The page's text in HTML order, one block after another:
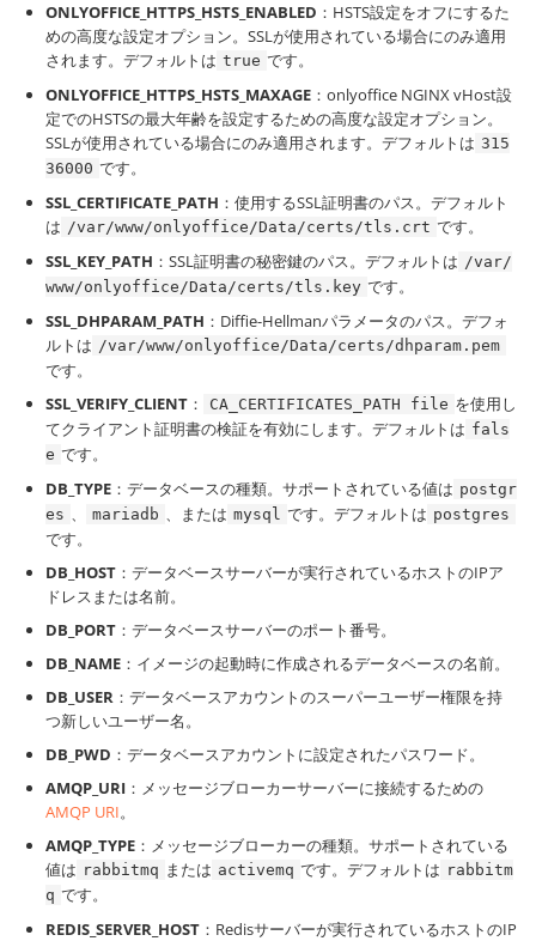
ONLYOFFICE_HTTPS_HSTS_ENABLED ：HSTS設定をオフにするた
めの高度な設定オプション。SSLが使用されている場合にのみ適用
されます。デフォルトは true です。
ONLYOFFICE_HTTPS_HSTS_MAXAGE ：onlyoffice NGINX vHost設
定でのHSTSの最大年齢を設定するための高度な設定オプション。
SSLが使用されている場合にのみ適用されます。デフォルトは 315
36000 です。
SSL_CERTIFICATE_PATH ：使用するSSL証明書のパス。デフォルト
は /var/www/onlyoffice/Data/certs/tls.crt です。
SSL_KEY_PATH ：SSL証明書の秘密鍵のパス。デフォルトは /var/
www/onlyoffice/Data/certs/tls.key です。
SSL_DHPARAM_PATH ：Diffie-Hellmanパラメータのパス。デフォ
ルトは /var/www/onlyoffice/Data/certs/dhparam.pem
です。
SSL_VERIFY_CLIENT ： CA_CERTIFICATES_PATH file を使用し
てクライアント証明書の検証を有効にします。デフォルトは fals
e です。
DB_TYPE ：データベースの種類。サポートされている値は postgr
es 、 mariadb 、または mysql です。デフォルトは postgres
です。
DB_HOST ：データベースサーバーが実行されているホストのIPア
ドレスまたは名前。
DB_PORT ：データベースサーバーのポート番号。
DB_NAME ：イメージの起動時に作成されるデータベースの名前。
DB_USER ：データベースアカウントのスーパーユーザー権限を持
つ新しいユーザー名。
DB_PWD ：データベースアカウントに設定されたパスワード。
AMQP_URI ：メッセージブローカーサーバーに接続するための
AMQP URI。
AMQP_TYPE ：メッセージブローカーの種類。サポートされている
値は rabbitmq または activemq です。デフォルトは rabbitm
q です。
REDIS_SERVER_HOST ：Redisサーバーが実行されているホストのIP